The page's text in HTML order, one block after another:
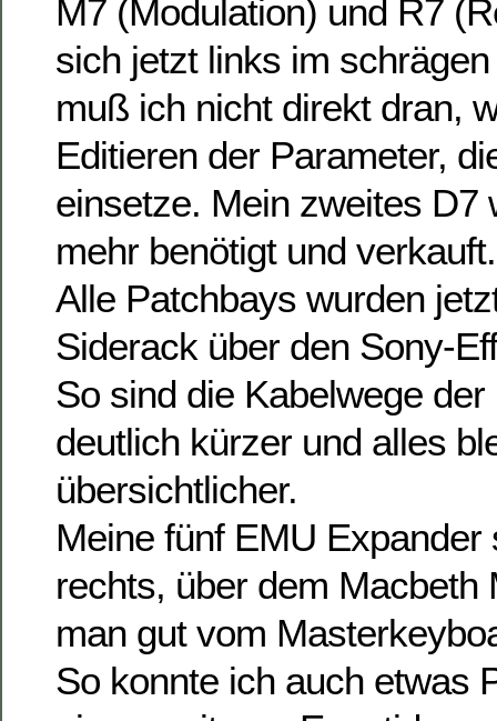
M7 (Modulation) und R7
sich jetzt links im
muß ich nicht direkt dran,
Editieren der Parameter,
einsetze. Mein zweites D7
mehr benötigt und verkauft.
Alle Patchbays wurden
Siderack über den Sony-
So sind die Kabelwege
deutlich kürzer und alles
übersichtlicher.
Meine fünf EMU Expander
rechts, über dem Macbeth
man gut vom
So konnte ich auch etwas